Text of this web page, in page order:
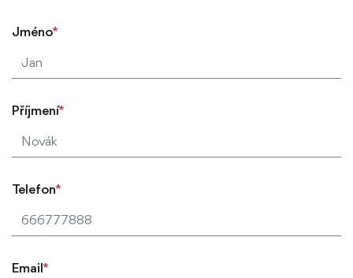
Jméno*
Příjmení*
Telefon*
Email *